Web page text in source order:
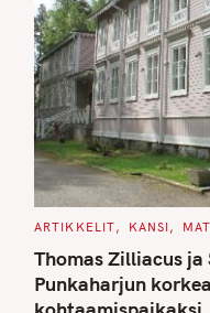
C
T
E
G
O
R
ARTIKKELIT KANSI
Thomas Zilliacus
Punkaharjun